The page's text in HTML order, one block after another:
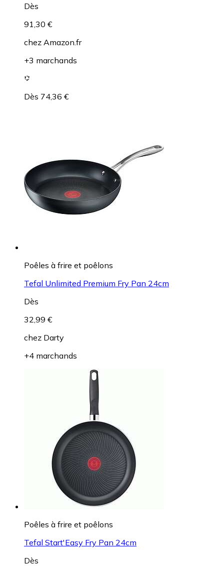
Dès
91,30 €
chez Amazon.fr
+3 marchands
Dès 74,36 €
Poêles à frire et poêlons
Tefal Unlimited Premium Fry Pan 24cm
Dès
32,99 €
chez Darty
+4 marchands
Poêles à frire et poêlons
Tefal Start'Easy Fry Pan 24cm
Dès